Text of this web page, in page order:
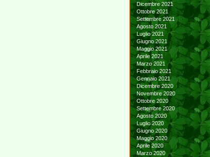
Dicembre 2021
Ottobre 2021
Settembre 2021
Agosto 2021
Luglio 2021
Giugno 2021
Maggio 2021
Aprile 2021
Marzo 2021
Febbraio 2021
Gennaio 2021
Dicembre 2020
Novembre 2020
Ottobre 2020
Settembre 2020
Agosto 2020
Luglio 2020
Giugno 2020
Maggio 2020
Aprile 2020
Marzo 2020